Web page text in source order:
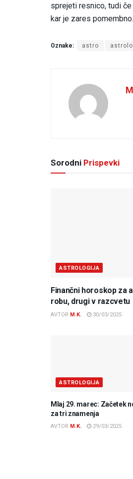
sprejeti resnico, tudi
kar je zares pomembno.
Oznake: astro
Sorodni Prispevki
ASTROLOGIJA
Finančni horoskop za
robu, drugi v razcvetu
AVTOR M.K. 30/03/2025
ASTROLOGIJA
Mlaj 29. marec: Začetek
za tri znamenja
AVTOR M.K. 29/03/2025